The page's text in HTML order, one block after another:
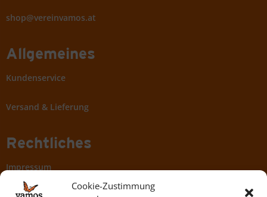
Cookie-Zustimmung
shop@vereinvamos.at
Allgemeines
Kundenservice
Versand & Lieferung
Rechtliches
Impressum